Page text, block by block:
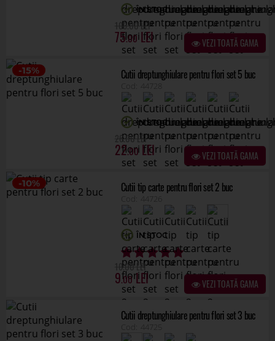
26.00
22.00 VEZI TOATĂ GAMA
44726
ÎN STOC
10.00
9.00 VEZI TOATĂ GAMA
Cutii dreptunghiulare pentru flori set 3 buc
44725
ÎN STOC
10.00 VEZI TOATĂ GAMA
-9% Cutii tip geamantan pentru flori set 3 buc
44687